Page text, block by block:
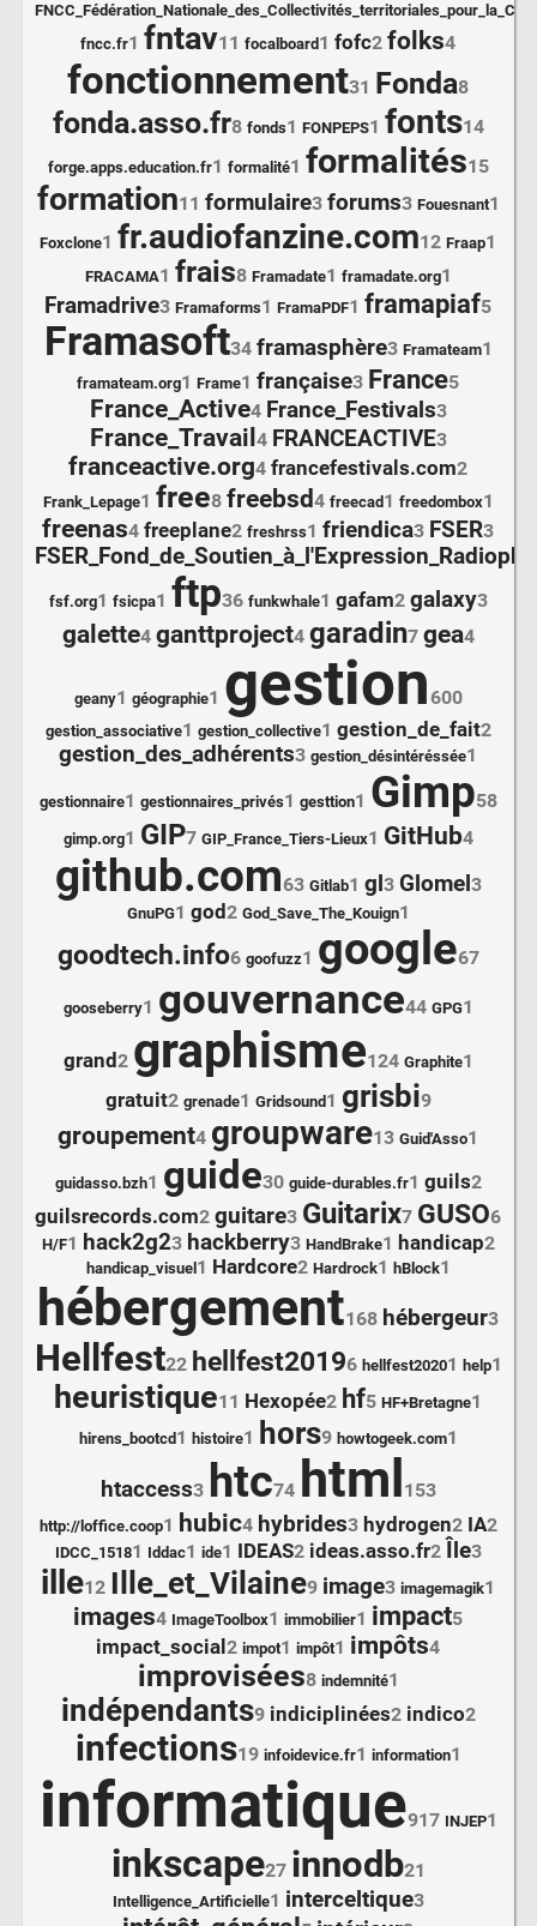
fncc.fr1 fntav11 focalboard 1 fofc2 folks4
fonctionnement31 Fonda8
fonda.asso.fr8 fonds1 FONPEPS1 fonts14
forge.apps.education.fr1 formalité1 formalités15
formation11 formulaire3 forums3 Fouesnant1
Foxclone1 fr.audiofanzine.com12 Fraap1
FRACAMA1 frais8 Framadate1 framadate.org1
Framadrive3 Framaforms1 FramaPDF1 framapiaf5
Framasoft34 framasphère3 Framateam1
framateam.org1 Frame1 française3 France5
France_Active4 France_Festivals3
France_Travail 4 FRANCEACTIVE3
franceactive.org4 francefestivals.com2
Frank_Lepage1 free8 freebsd 4 freecad1 freedombox1
freenas4 freeplane2 freshrss1 friendica3 FSER3
fsf.org1 fsicpa1 ftp36 funkwhale1 gafam2 galaxy3
galette4 ganttproject4 garadin7 gea4
geany1 géographie1 gestion600
gestion_associative1 gestion_collective1 gestion_de_fait2
gestion_des_adhérents3 gestion_désintéréssée1
gestionnaire1 gestionnaires_privés1 gesttion1 Gimp58
gimp.org1 GIP7 GIP_France_Tiers-Lieux1 GitHub4
github.com63 Gitlab1 gl3 Glomel3
GnuPG1 god2 God_Save_The_Kouign1
goodtech.info6 goofuzz1 google67
gooseberry1 gouvernance44 GPG1
grand2 graphisme124 Graphite1
gratuit2 grenade1 Gridsound1 grisbi9
groupement4 groupware13 Guid'Asso1
guidasso.bzh1 guide30 guide-durables.fr1 guils2
guilsrecords.com2 guitare3 Guitarix7 GUSO6
H/F1 hack2g23 hackberry3 HandBrake1 handicap2
handicap_visuel1 Hardcore2 Hardrock1 hBlock1
hébergement168 hébergeur3
Hellfest22 hellfest20196 hellfest20201 help1
heuristique11 Hexopée2 hf5 HF+Bretagne1
hirens_bootcd1 histoire1 hors9 howtogeek.com1
htaccess3 htc74 html 153
http://loffice.coop1 hubic4 hybrides3 hydrogen2 IA2
IDCC_15181 Iddac1 ide1 IDEAS2 ideas.asso.fr2 Île3
ille12 Ille_et_Vilaine9 image3 imagemagik1
images4 ImageToolbox1 immobilier1 impact5
impact_social2 impot1 impôt1 impôts4
improvisées8 indemnité1
indépendants9 indiciplinées2 indico2
infections19 infoidevice.fr1 information1
informatique917 INJEP1
inkscape27 innodb21
Intelligence_Artificielle1 interceltique3